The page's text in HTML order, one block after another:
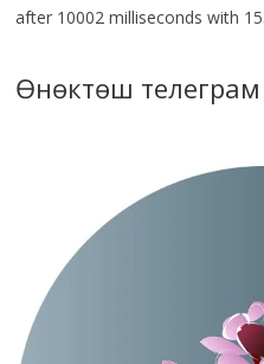
after 10002 milliseconds with
Өнөктөш